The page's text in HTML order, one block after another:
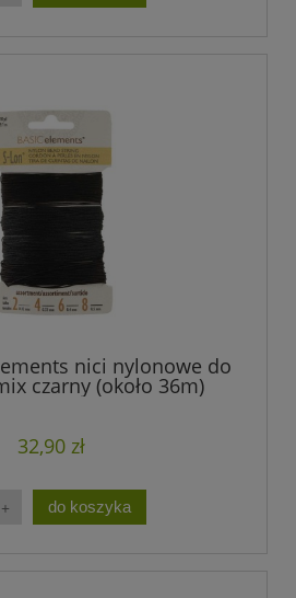
nici nylonowe do
czarny (około 36m)
32,90 zł
do koszyka